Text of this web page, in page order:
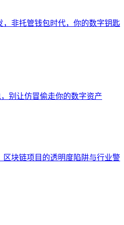
，非托管钱包时代，你的数字钥匙
别让仿冒偷走你的数字资产
区块链项目的透明度陷阱与行业警